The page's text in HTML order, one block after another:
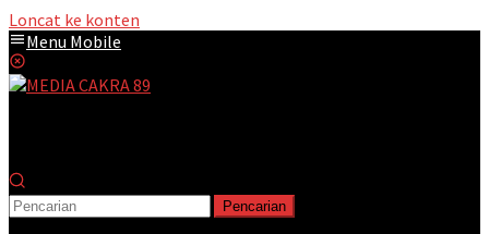
Loncat ke konten
Menu Mobile
Pencarian